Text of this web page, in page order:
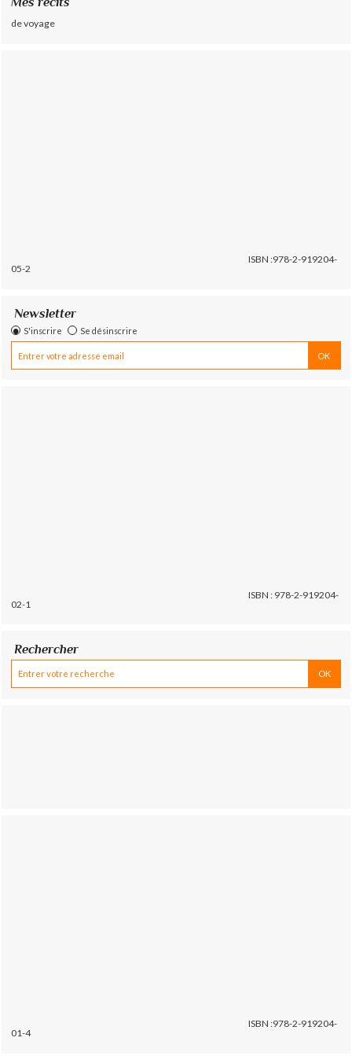
de voyage
ISBN :978-2-919204-
05-2
Newsletter
S'inscrire Se désinscrire
ISBN : 978-2-919204-
02-1
Rechercher
ISBN :978-2-919204-
01-4